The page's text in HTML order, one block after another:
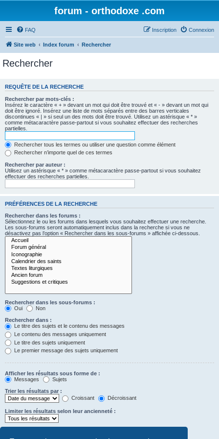
forum - orthodoxe .com
FAQ Connexion
Inscription
Site web Index forum Rechercher
Rechercher
REQUÊTE DE LA RECHERCHE
Rechercher par mots-clés :
Insérez le caractère « + » devant un mot qui doit être trouvé et « - » devant un mot qui
doit être ignoré. Insérez une liste de mots séparés entre des barres verticales
discontinues « | » si seul un des mots doit être trouvé. Utilisez un astérisque « * »
comme métacaractère passe-partout si vous souhaitez effectuer des recherches
partielles.
Rechercher tous les termes ou utiliser une question comme élément
Rechercher n’importe quel de ces termes
Rechercher par auteur :
Utilisez un astérisque « * » comme métacaractère passe-partout si vous souhaitez
effectuer des recherches partielles.
PRÉFÉRENCES DE LA RECHERCHE
Rechercher dans les forums :
Sélectionnez le ou les forums dans lesquels vous souhaitez effectuer une recherche.
Les sous-forums seront automatiquement inclus dans la recherche si vous ne
désactivez pas l’option « Rechercher dans les sous-forums » affichée ci-dessous.
Rechercher dans les sous-forums :
Oui
Non
Rechercher dans :
Le titre des sujets et le contenu des messages
Le contenu des messages uniquement
Le titre des sujets uniquement
Le premier message des sujets uniquement
Afficher les résultats sous forme de :
Messages
Sujets
Trier les résultats par :
Croissant
Décroissant
Limiter les résultats selon leur ancienneté :